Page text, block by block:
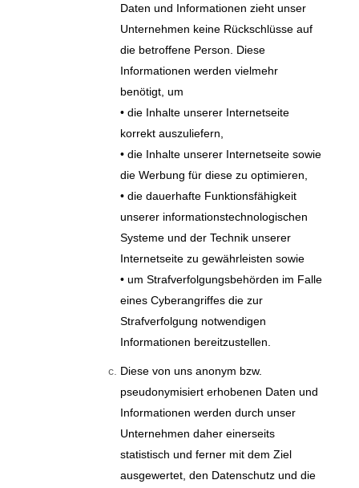
Daten und Informationen zieht unser
Unternehmen keine Rückschlüsse auf
die betroffene Person. Diese
Informationen werden vielmehr
benötigt, um
• die Inhalte unserer Internetseite
korrekt auszuliefern,
• die Inhalte unserer Internetseite sowie
die Werbung für diese zu optimieren,
• die dauerhafte Funktionsfähigkeit
unserer informationstechnologischen
Systeme und der Technik unserer
Internetseite zu gewährleisten sowie
• um Strafverfolgungsbehörden im Falle
eines Cyberangriffes die zur
Strafverfolgung notwendigen
Informationen bereitzustellen.
Diese von uns anonym bzw.
pseudonymisiert erhobenen Daten und
Informationen werden durch unser
Unternehmen daher einerseits
statistisch und ferner mit dem Ziel
ausgewertet, den Datenschutz und die